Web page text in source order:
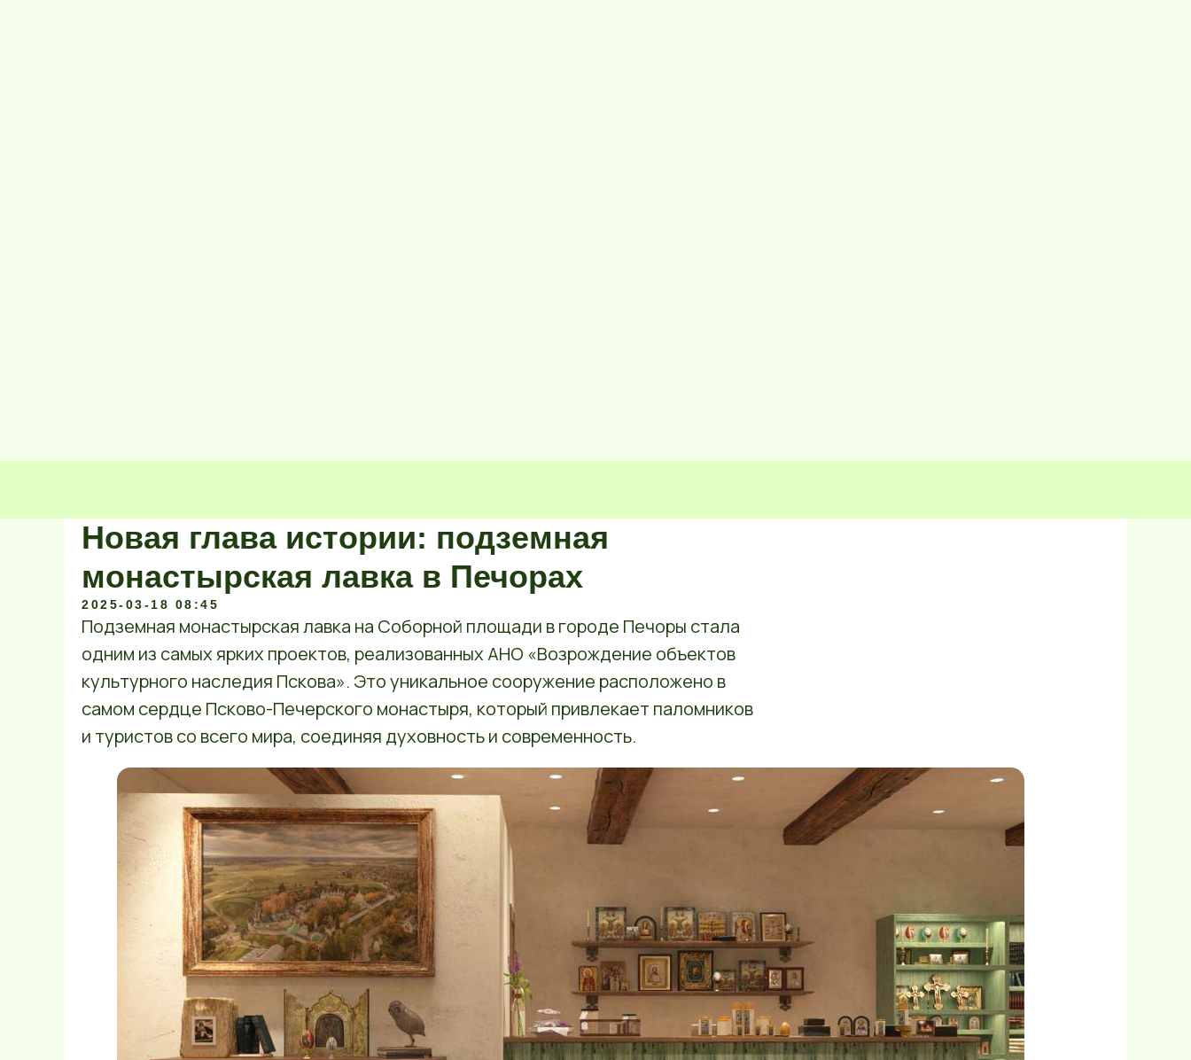
Новая глава истории: подземная
монастырская лавка в Печорах
2025-03-18 08:45
Подземная монастырская лавка на Соборной площади в городе Печоры стала
одним из самых ярких проектов, реализованных АНО «Возрождение объектов
культурного наследия Пскова». Это уникальное сооружение расположено в
самом сердце Псково-Печерского монастыря, который привлекает паломников
и туристов со всего мира, соединяя духовность и современность.